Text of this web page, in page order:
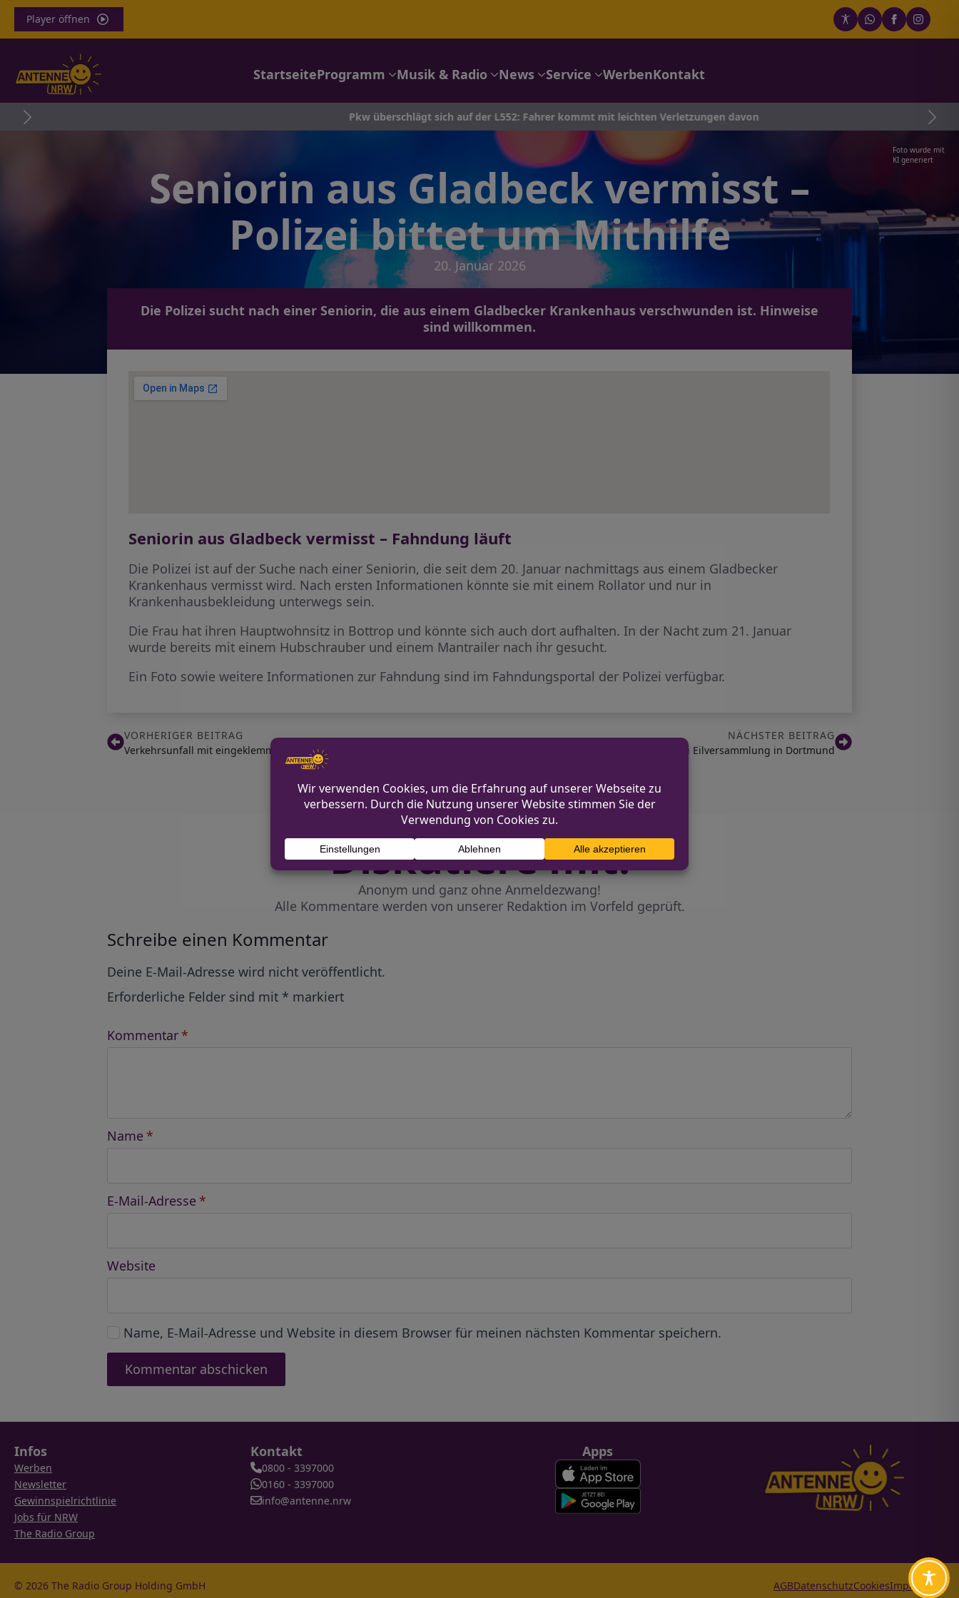
Player öffnen
StartseiteProgramm Musik & Radio News Service WerbenKontakt
Pkw überschlägt sich auf der L552: Fahrer kommt mit leichten Verletzungen davon
Foto wurde mit
KI generiert
Seniorin aus Gladbeck vermisst –
Polizei bittet um Mithilfe
20. Januar 2026
Die Polizei sucht nach einer Seniorin, die aus einem Gladbecker Krankenhaus verschwunden ist. Hinweise
sind willkommen.
Seniorin aus Gladbeck vermisst – Fahndung läuft
Die Polizei ist auf der Suche nach einer Seniorin, die seit dem 20. Januar nachmittags aus einem Gladbecker
Krankenhaus vermisst wird. Nach ersten Informationen könnte sie mit einem Rollator und nur in
Krankenhausbekleidung unterwegs sein.
Die Frau hat ihren Hauptwohnsitz in Bottrop und könnte sich auch dort aufhalten. In der Nacht zum 21. Januar
wurde bereits mit einem Hubschrauber und einem Mantrailer nach ihr gesucht.
Ein Foto sowie weitere Informationen zur Fahndung sind im Fahndungsportal der Polizei verfügbar.
VORHERIGER BEITRAG
Verkehrsunfall mit eingeklemmter Person in Neuss
NÄCHSTER BEITRAG
Ausschreitungen bei Eilversammlung in Dortmund
Diskutiere mit!
Anonym und ganz ohne Anmeldezwang!
Alle Kommentare werden von unserer Redaktion im Vorfeld geprüft.
Schreibe einen Kommentar
Deine E-Mail-Adresse wird nicht veröffentlicht.
Erforderliche Felder sind mit * markiert
Kommentar *
Name *
E-Mail-Adresse *
Website
Name, E-Mail-Adresse und Website in diesem Browser für meinen nächsten Kommentar speichern.
Infos
Werben
Newsletter
Gewinnspielrichtlinie
Jobs für NRW
The Radio Group
Kontakt
0800 - 3397000
0160 - 3397000
info@antenne.nrw
Apps
© 2026 The Radio Group Holding GmbH AGBDatenschutzCookiesImpressum